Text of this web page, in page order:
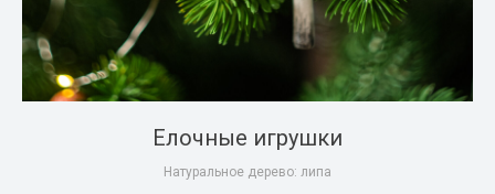
Елочные игрушки
Натуральное дерево: липа